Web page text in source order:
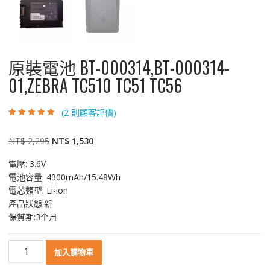
原裝電池 BT-000314,BT-000314-
01,ZEBRA TC510 TC51 TC56
客進行評分
(2 則顧客評價)
NT$2,295 原
格：
NT$ 2,295。
NT$1,530目
格：
電壓: 3.6V
電池容量: 4300mAh/15.48Wh
電芯類型: Li-ion
產品狀態:新
保質期:3个月
加入購物車